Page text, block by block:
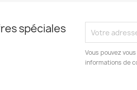
spéciales
Vous pouvez
informations de